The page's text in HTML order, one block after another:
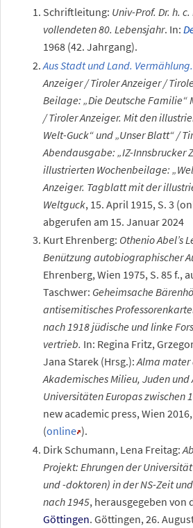
Schriftleitung: Univ-Prof. Dr. h.
vollendeten 80. Lebensjahr. In:
1968 (42. Jahrgang).
Aus Stadt und Land.
Anzeiger / Tiroler Anzeiger /
Beilage: „Die Deutsche
/ Tiroler Anzeiger. Mit den
Welt-Guck“ und „Unser Blatt“ /
Abendausgabe: „IZ-Innsbrucker
illustrierten Wochenbeilage:
Anzeiger. Tagblatt mit der
Weltguck, 15. April 1915, S. 3
abgerufen am 15. Januar 2024
Kurt Ehrenberg: Othenio Abel’s
Benützung autobiographischer
Ehrenberg, Wien 1975, S. 85 f.,
Taschwer: Geheimsache
antisemitisches
nach 1918 jüdische und linke
vertrieb. In: Regina Fritz,
Jana Starek (Hrsg.):Alma
Akademisches Milieu, Juden
Universitäten Europas zwischen
new academic press, Wien
(online ).
Dirk Schumann, Lena Freitag:
Projekt: Ehrungen der
und -doktoren) in der NS-Zeit
nach 1945, herausgegeben von
Göttingen. Göttingen, 26.